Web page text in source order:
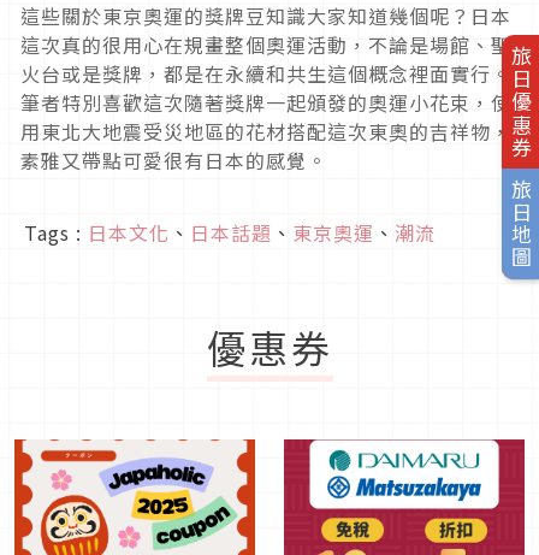
旅日優惠券
旅日地圖
這些關於東京奧運的獎牌豆知識大家知道幾個呢？日本
這次真的很用心在規畫整個奧運活動，不論是場館、聖
火台或是獎牌，都是在永續和共生這個概念裡面實行。
筆者特別喜歡這次隨著獎牌一起頒發的奧運小花束，使
用東北大地震受災地區的花材搭配這次東奧的吉祥物，
素雅又帶點可愛很有日本的感覺。
Tags : 日本文化 、 日本話題 、 東京奧運 、 潮流
優惠券